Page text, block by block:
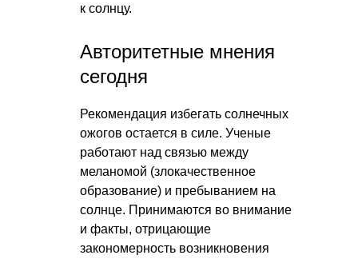
к солнцу.
Авторитетные мнения
сегодня
Рекомендация избегать солнечных
ожогов остается в силе. Ученые
работают над связью между
меланомой (злокачественное
образование) и пребыванием на
солнце. Принимаются во внимание
и факты, отрицающие
закономерность возникновения